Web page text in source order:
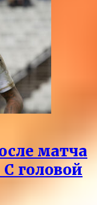
матча
головой